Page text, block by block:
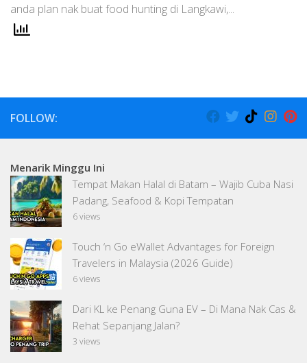
anda plan nak buat food hunting di Langkawi,...
FOLLOW:
Menarik Minggu Ini
Tempat Makan Halal di Batam – Wajib Cuba Nasi
Padang, Seafood & Kopi Tempatan
6 views
Touch ‘n Go eWallet Advantages for Foreign
Travelers in Malaysia (2026 Guide)
6 views
Dari KL ke Penang Guna EV – Di Mana Nak Cas &
Rehat Sepanjang Jalan?
3 views